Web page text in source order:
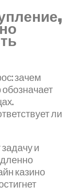
зачем
обозначает
ли
и
казино